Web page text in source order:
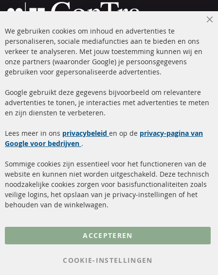
+49 (0) 4533 799 00 0
ma-do: 09-17 u, vr Fr 09-16 u
info@contra-automotive.de
facebook
instagram
Snelle links
Roetfilter reiniging
Katalysator (KAT)
sensoren
FAQ
Kundenservice
Verzendingskosten
Contact
Annuleer contract
Gegevensbescherming
We gebruiken cookies om inhoud en advertenties te
personaliseren, sociale mediafuncties aan te bieden en ons
verkeer te analyseren. Met jouw toestemming kunnen wij en
onze partners (waaronder Google) je persoonsgegevens
gebruiken voor gepersonaliseerde advertenties.
Google gebruikt deze gegevens bijvoorbeeld om relevantere
advertenties te tonen, je interacties met advertenties te meten
en zijn diensten te verbeteren.
Lees meer in ons privacybeleid en op de privacy-pagina van
Google voor bedrijven .
Sommige cookies zijn essentieel voor het functioneren van de
website en kunnen niet worden uitgeschakeld. Deze technisch
noodzakelijke cookies zorgen voor basisfunctionaliteiten zoals
veilige logins, het opslaan van je privacy-instellingen of het
behouden van de winkelwagen.
ACCEPTEREN
COOKIE-INSTELLINGEN